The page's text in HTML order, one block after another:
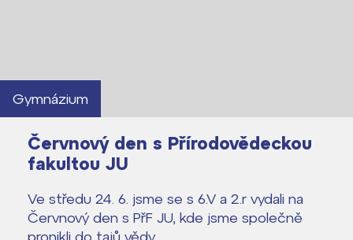
Gymnázium
Červnový den s Přírodovědeckou
fakultou JU
Ve středu 24. 6. jsme se s 6.V a 2.r vydali na
Červnový den s PřF JU, kde jsme společně
pronikli do tajů vědy.